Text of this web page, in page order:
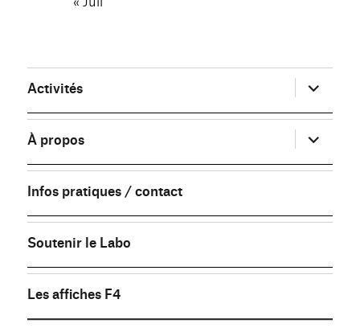
Activités ouvrir
le
sous-
menu
À propos
ouvrir
le
sous-
menu
Infos pratiques / contact
Soutenir le Labo
Les affiches F4